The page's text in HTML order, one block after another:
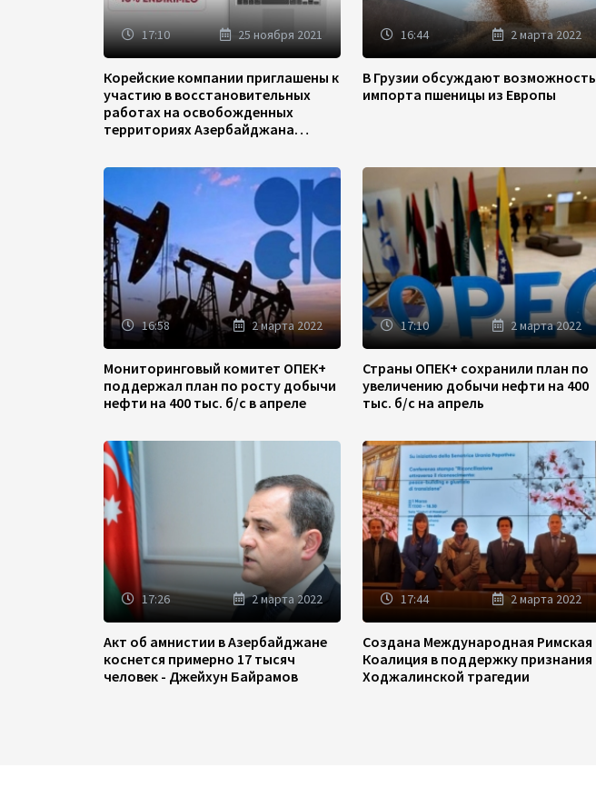
17:10 25 ноября 2021
Корейские компании приглашены к
участию в восстановительных
работах на освобожденных
территориях Азербайджана
16:44 2 марта 2022
В Грузии обсуждают возможность
импорта пшеницы из Европы
16:58 2 марта 2022
Мониторинговый комитет ОПЕК+
поддержал план по росту добычи
нефти на 400 тыс. б/с в апреле
17:10 2 марта 2022
Страны ОПЕК+ сохранили план по
увеличению добычи нефти на 400
тыс. б/с на апрель
17:26 2 марта 2022
Акт об амнистии в Азербайджане
коснется примерно 17 тысяч
человек - Джейхун Байрамов
17:44 2 марта 2022
Создана Международная Римская
Коалиция в поддержку признания
Ходжалинской трагедии